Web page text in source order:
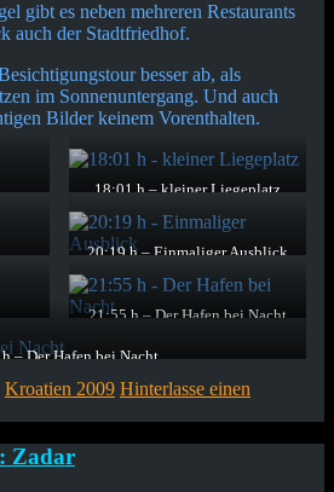
gibt es neben mehreren Restaurants
auch der Stadtfriedhof.
besser ab, als
im Sonnenuntergang. Und auch
Bilder keinem Vorenthalten.
18:01 h – kleiner Liegeplatz
wieder kleinere Liegeplätze mit
schöner Aussicht.
20:19 h – Einmaliger Ausblick
Sonnenuntergang inklusive.
das
21:55 h – Der Hafen bei Nacht
Fotomotiv.
– Der Hafen bei Nacht
Kroatien 2009 Hinterlasse einen
Zadar